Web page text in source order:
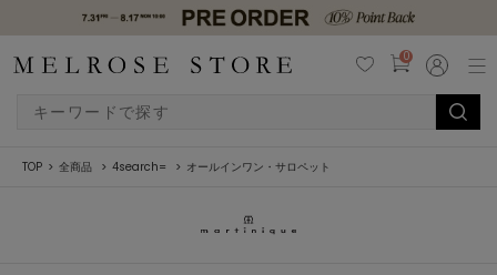
0
TOP 全商品 4search= オールインワン・サロペット